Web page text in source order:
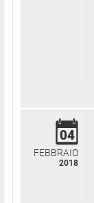
04
FEBBRAIO
2018